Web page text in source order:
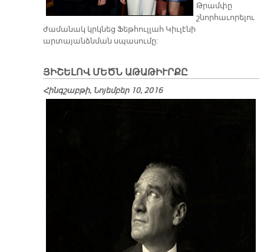
Թրամփը
շնորհաւորելու
ժամանակ կրկնեց Ֆեթհուլլահ Կիւլէնի
արտայանձնման սպասումը:
ՅԻՇԵԼՈՎ ՄԵԾՆ ԱԹԱԹԻՒՐՔԸ
Հինգշաբթի, Նոյեմբեր 10, 2016